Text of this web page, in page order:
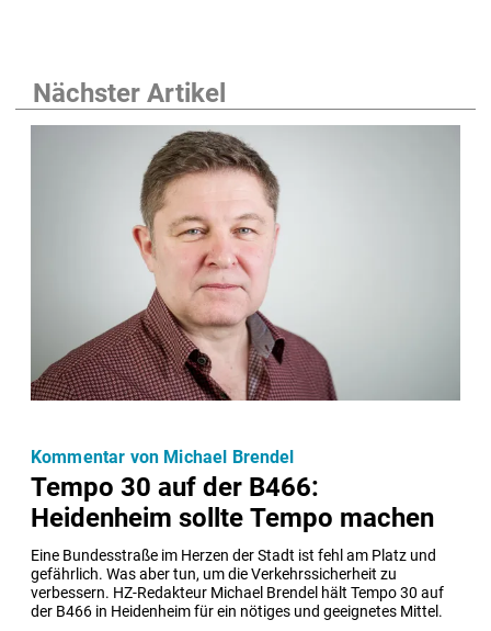
Nächster Artikel
Tempo 30 auf der B466:
Heidenheim sollte Tempo machen
Eine Bundesstraße im Herzen der Stadt ist fehl am Platz und
gefährlich. Was aber tun, um die Verkehrssicherheit zu
verbessern. HZ-Redakteur Michael Brendel hält Tempo 30 auf
der B466 in Heidenheim für ein nötiges und geeignetes Mittel.
Kommentar von Michael Brendel